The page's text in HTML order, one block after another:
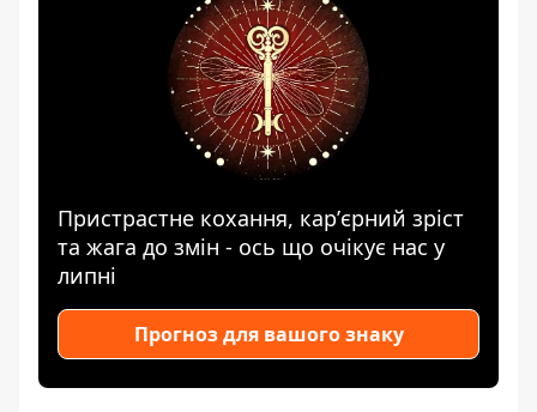
Пристрастне кохання, карʼєрний зріст
та жага до змін - ось що очікує нас у
липні
Прогноз для вашого знаку